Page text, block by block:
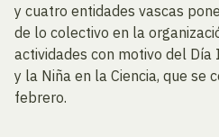
y cuatro entidades vascas
de lo colectivo en la
actividades con motivo del
y la Niña en la Ciencia, que se
febrero.